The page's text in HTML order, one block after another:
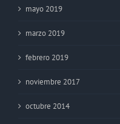
mayo 2019
marzo 2019
febrero 2019
noviembre 2017
octubre 2014